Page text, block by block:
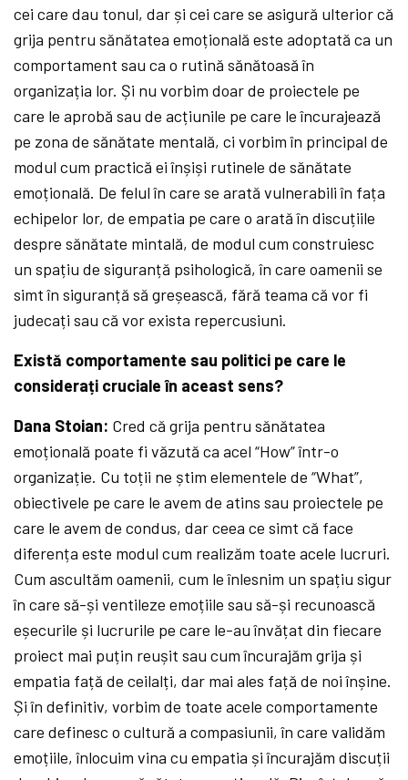
cei care dau tonul, dar și cei care se asigură ulterior că
grija pentru sănătatea emoțională este adoptată ca un
comportament sau ca o rutină sănătoasă în
organizația lor. Și nu vorbim doar de proiectele pe
care le aprobă sau de acțiunile pe care le încurajează
pe zona de sănătate mentală, ci vorbim în principal de
modul cum practică ei înșiși rutinele de sănătate
emoțională. De felul în care se arată vulnerabili în fața
echipelor lor, de empatia pe care o arată în discuțiile
despre sănătate mintală, de modul cum construiesc
un spațiu de siguranță psihologică, în care oamenii se
simt în siguranță să greșească, fără teama că vor fi
judecați sau că vor exista repercusiuni.
Există comportamente sau politici pe care le
considerați cruciale în aceast sens?
Dana Stoian: Cred că grija pentru sănătatea
emoțională poate fi văzută ca acel “How” într-o
organizație. Cu toții ne știm elementele de “What”,
obiectivele pe care le avem de atins sau proiectele pe
care le avem de condus, dar ceea ce simt că face
diferența este modul cum realizăm toate acele lucruri.
Cum ascultăm oamenii, cum le înlesnim un spațiu sigur
în care să-și ventileze emoțiile sau să-și recunoască
eșecurile și lucrurile pe care le-au învățat din fiecare
proiect mai puțin reușit sau cum încurajăm grija și
empatia față de ceilalți, dar mai ales față de noi înșine.
Și în definitiv, vorbim de toate acele comportamente
care definesc o cultură a compasiunii, în care validăm
emoțiile, înlocuim vina cu empatia și încurajăm discuții